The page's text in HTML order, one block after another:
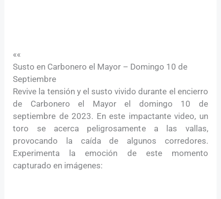
««
Susto en Carbonero el Mayor – Domingo 10 de
Septiembre
Revive la tensión y el susto vivido durante el encierro
de Carbonero el Mayor el domingo 10 de
septiembre de 2023. En este impactante video, un
toro se acerca peligrosamente a las vallas,
provocando la caída de algunos corredores.
Experimenta la emoción de este momento
capturado en imágenes: